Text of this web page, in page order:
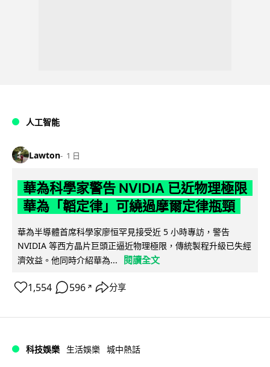
人工智能
Lawton 1 日
華為科學家警告 NVIDIA 已近物理極限
華為「韜定律」可繞過摩爾定律瓶頸
華為半導體首席科學家廖恒罕見接受近 5 小時專訪，警告
NVIDIA 等西方晶片巨頭正逼近物理極限，傳統製程升級已失經
濟效益。他同時介紹華為...
閱讀全文
1,554 596 ↗ 分享
科技娛樂 生活娛樂 城中熱話